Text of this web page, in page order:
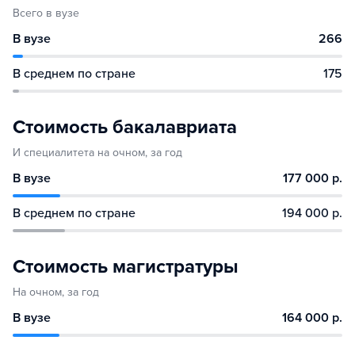
Всего в вузе
В вузе 266
В среднем по стране 175
Стоимость бакалавриата
И специалитета на очном, за год
В вузе 177 000 р.
В среднем по стране 194 000 р.
Стоимость магистратуры
На очном, за год
В вузе 164 000 р.